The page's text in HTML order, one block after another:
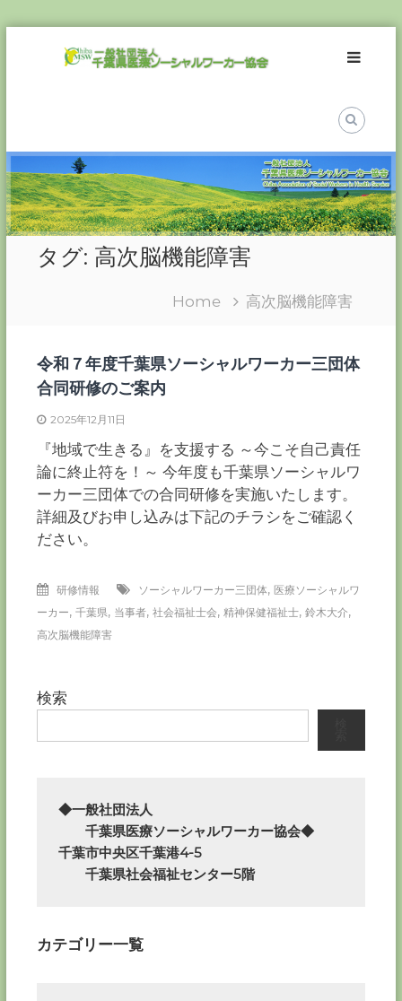
一
般
人
千
葉
県
医
療
ル
ワ
ー
ー
協
会
－
つ
な
つ
く
る
千
－
タグ: 高次脳機能障害
Home 高次脳機能障害
令和７年度千葉県ソーシャルワーカー三団体
合同研修のご案内
2025年12月11日
『地域で生きる』を支援する ～今こそ自己責任
論に終止符を！～ 今年度も千葉県ソーシャルワ
ーカー三団体での合同研修を実施いたします。
詳細及びお申し込みは下記のチラシをご確認く
ださい。
研修情報 ソーシャルワーカー三団体,医療ソーシャルワ
ーカー,千葉県, 当事者,社会福祉士会,精神保健福祉士,鈴木大介,
高次脳機能障害
検索
◆一般社団法人
千葉県医療ソーシャルワーカー協会◆
千葉市中央区千葉港4-5
千葉県社会福祉センター5階
カテゴリー一覧